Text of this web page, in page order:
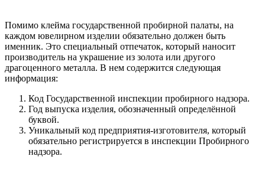
Помимо клейма государственной пробирной палаты, на
каждом ювелирном изделии обязательно должен быть
именник. Это специальный отпечаток, который наносит
производитель на украшение из золота или другого
драгоценного металла. В нем содержится следующая
информация:
Код Государственной инспекции пробирного надзора.
Год выпуска изделия, обозначенный определённой
буквой.
Уникальный код предприятия-изготовителя, который
обязательно регистрируется в инспекции Пробирного
надзора.